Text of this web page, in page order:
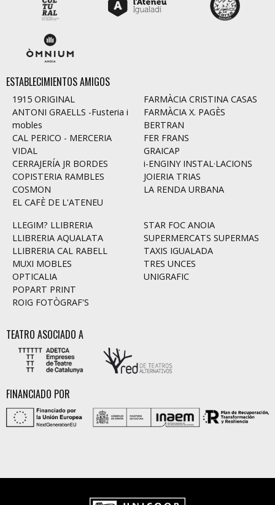
ESTABLECIMIENTOS AMIGOS
1915 ORIGINAL
ANTONI GRAELLS -Fusteria i
mobles
CAL PERICO - MERCERIA
VIDAL
CERRAJERÍA JR BORDES
COPISTERIA RAMBLES
COSMON
EL CAFÈ DE L'ATENEU
FARMÀCIA CRISTINA CASAS
FARMÀCIA X. PAGÈS
BERTRAN
FER FRANS
GRAICAP
i-ENGINY INSTAL·LACIONS
JOIERIA TRIAS
LA RENDA URBANA
LLEGIM? LLIBRERIA
LLIBRERIA AQUALATA
LLIBRERIA CAL RABELL
MUXI MOBLES
OPTICALIA
POPART PRINT
ROIG FOTÒGRAF'S
STAR FOC ANOIA
SUPERMERCATS SUPERMAS
TAXIS IGUALADA
TRES UNCES
UNIGRAFIC
TEATRO ASOCIADO A
FINANCIADO POR